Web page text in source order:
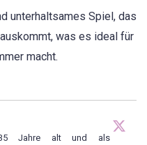
unterhaltsames Spiel, das
was es ideal für
macht.
Jahre alt und als